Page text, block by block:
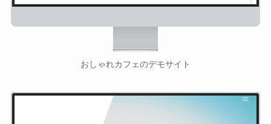
おしゃれカフェのデモサイト